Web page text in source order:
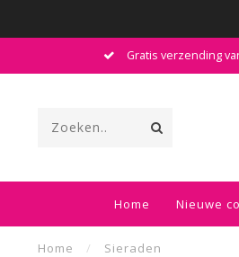
Voor
Home Nieuwe
Home / Sieraden